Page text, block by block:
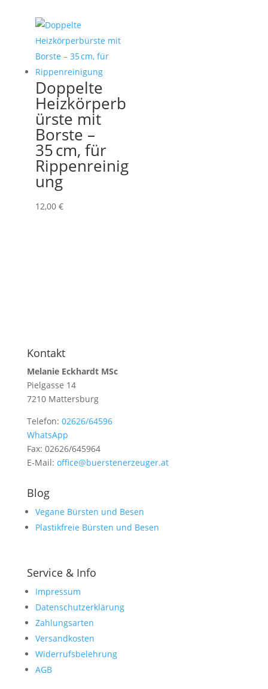
Doppelte
Heizkörperb
ürste mit
Borste –
35 cm, für
Rippenreinig
ung
12,00 €
Kontakt
Melanie Eckhardt MSc
Pielgasse 14
7210 Mattersburg
Telefon: 02626/64596
WhatsApp
Fax: 02626/645964
E-Mail: office@buerstenerzeuger.at
Blog
Vegane Bürsten und Besen
Plastikfreie Bürsten und Besen
Service & Info
Impressum
Datenschutzerklärung
Zahlungsarten
Versandkosten
Widerrufsbelehrung
AGB